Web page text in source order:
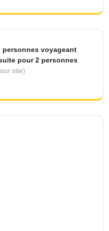
voyageant
pour 2 personnes
site)